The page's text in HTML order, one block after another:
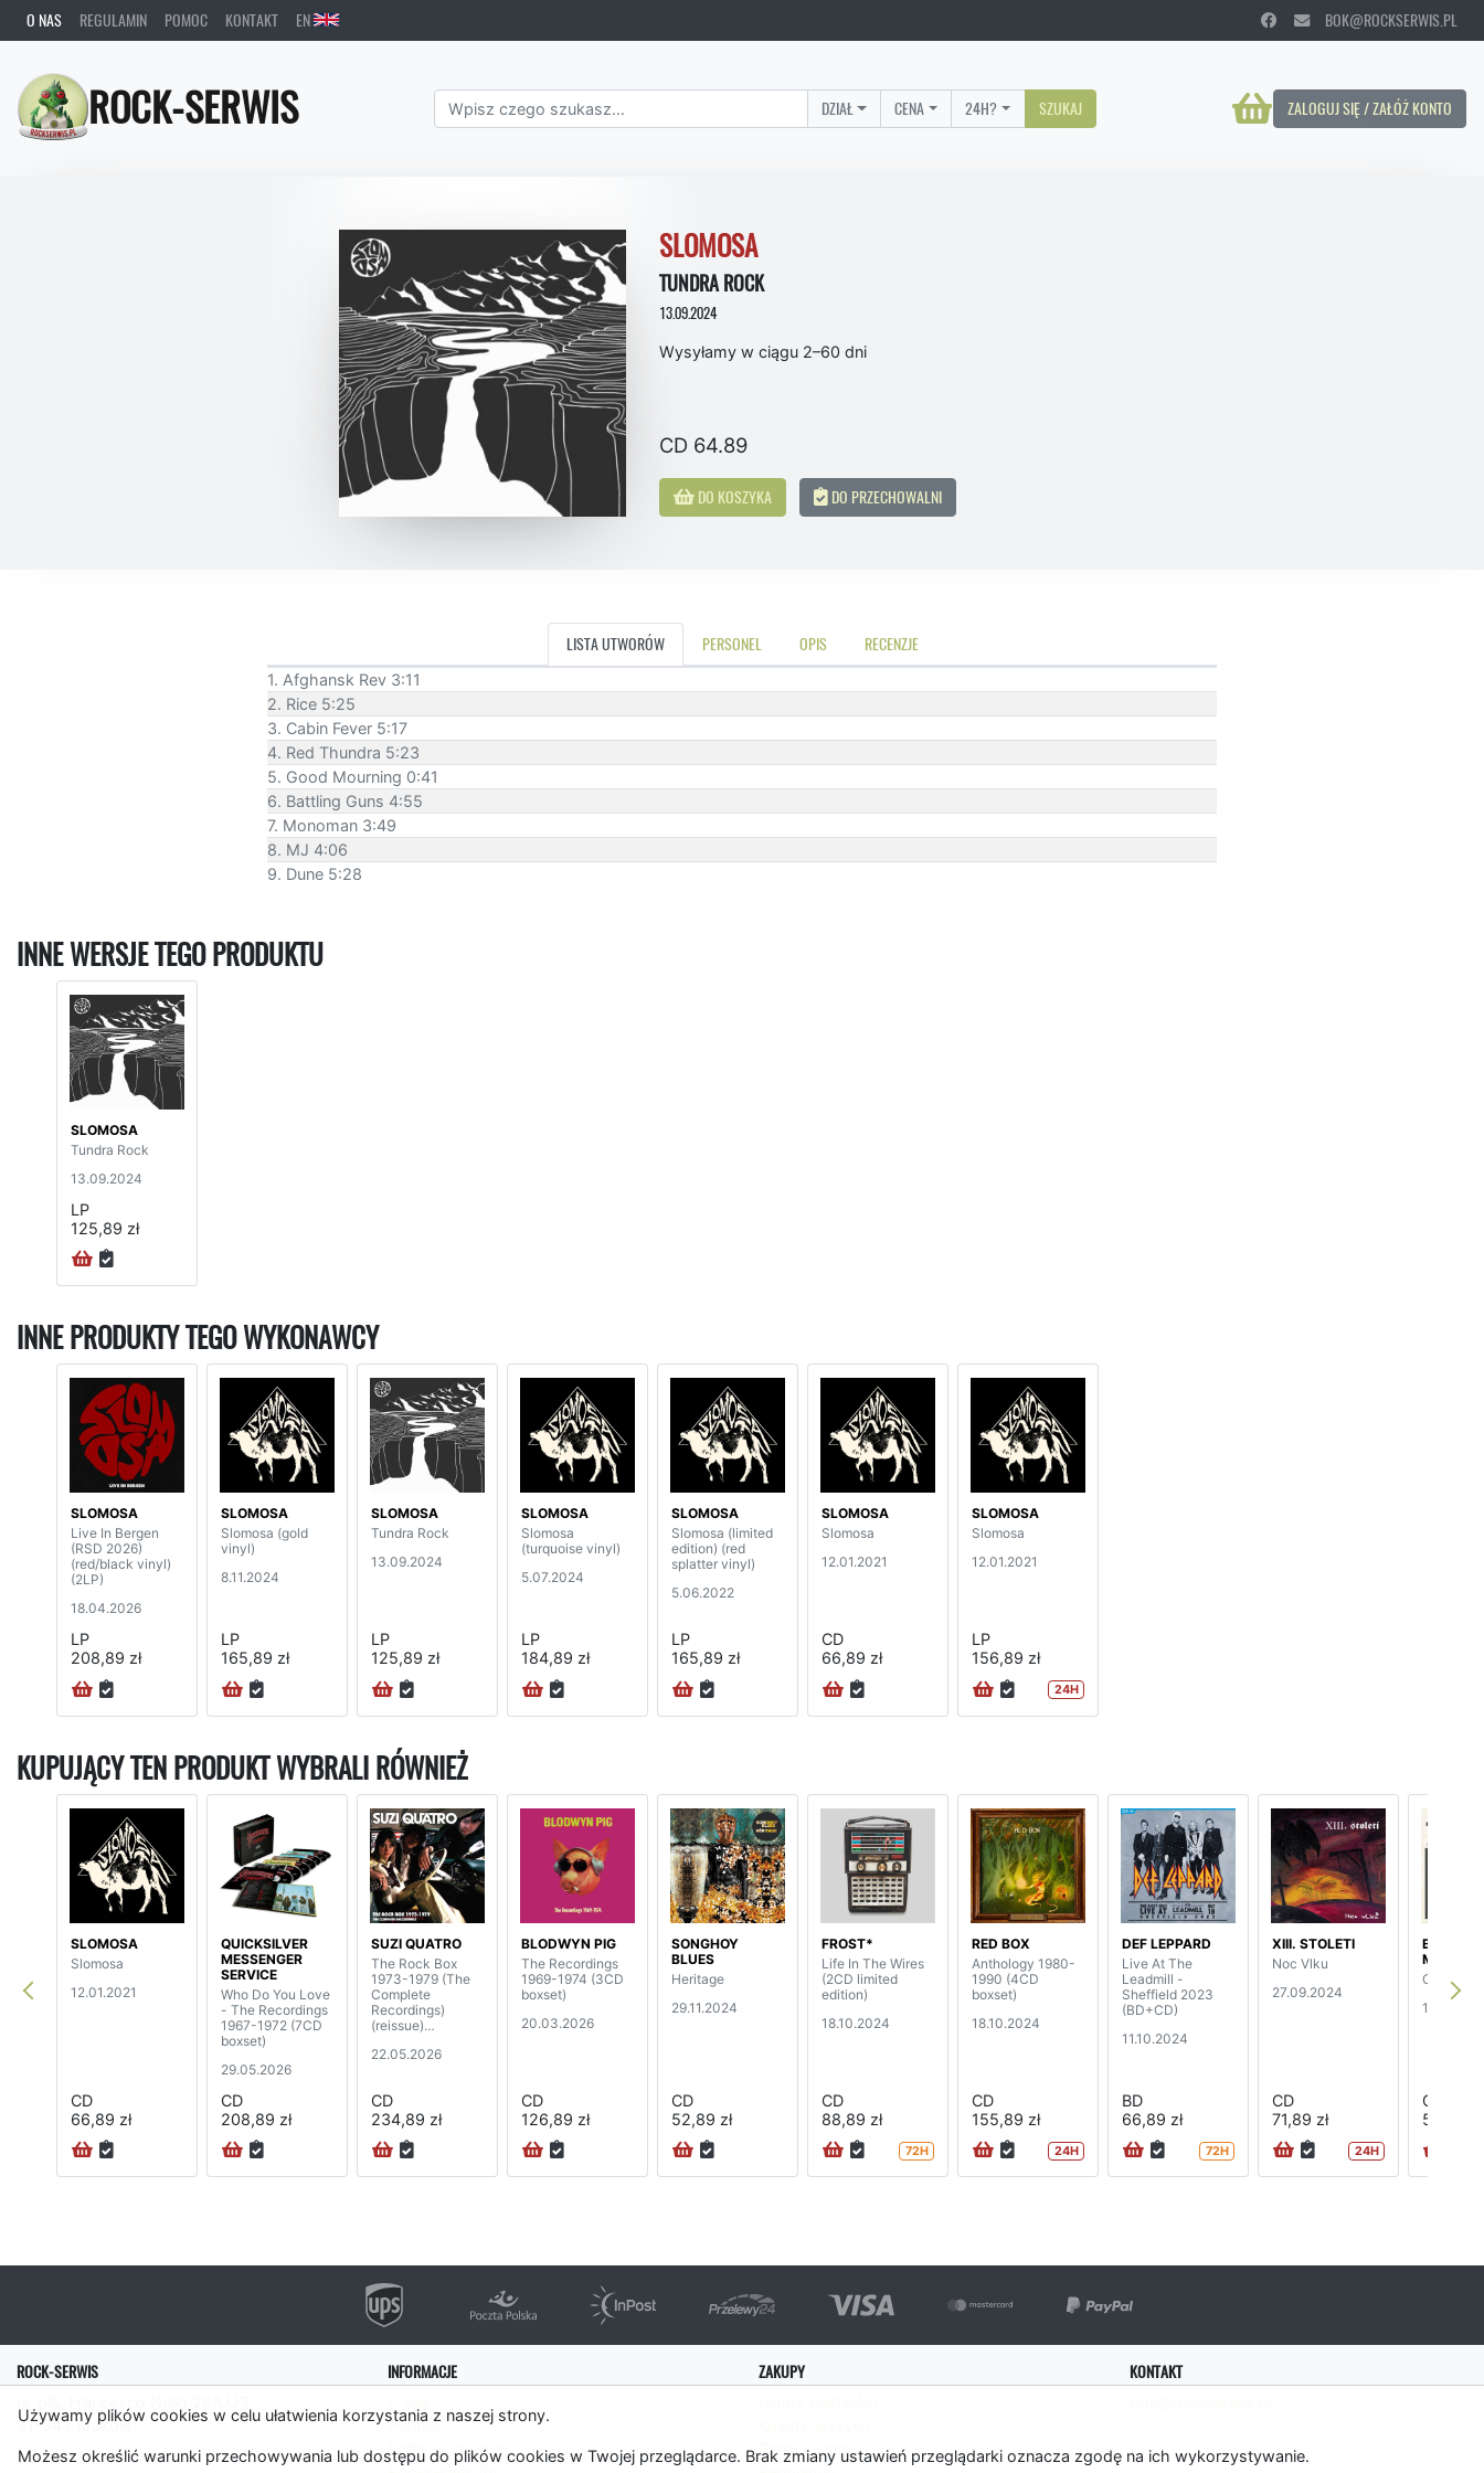
Używamy plików cookies w celu ułatwienia korzystania z naszej strony.
Możesz określić warunki przechowywania lub dostępu do plików cookies w Twojej przeglądarce. Brak zmiany ustawień przeglądarki oznacza zgodę na ich wykorzystywanie.
O NAS REGULAMIN POMOC KONTAKT EN BOK@ROCKSERWIS.PL
ROCK-SERWIS ZALOGUJ SIĘ / ZAŁÓŻ KONTO
DZIAŁ CENA 24H? SZUKAJ
SLOMOSA
TUNDRA ROCK
13.09.2024
Wysyłamy w ciągu 2–60 dni
CD 64.89
DO KOSZYKA DO PRZECHOWALNI
LISTA UTWORÓW PERSONEL OPIS RECENZJE
1. Afghansk Rev 3:11
2. Rice 5:25
3. Cabin Fever 5:17
4. Red Thundra 5:23
5. Good Mourning 0:41
6. Battling Guns 4:55
7. Monoman 3:49
8. MJ 4:06
9. Dune 5:28
INNE WERSJE TEGO PRODUKTU
SLOMOSA
Tundra Rock
13.09.2024
LP
125,89 zł
INNE PRODUKTY TEGO WYKONAWCY
SLOMOSA
Live In Bergen
(RSD 2026)
(red/black vinyl)
(2LP)
18.04.2026
LP
208,89 zł
SLOMOSA
Slomosa (gold
vinyl)
8.11.2024
LP
165,89 zł
SLOMOSA
Tundra Rock
13.09.2024
LP
125,89 zł
SLOMOSA
Slomosa
(turquoise vinyl)
5.07.2024
LP
184,89 zł
SLOMOSA
Slomosa (limited
edition) (red
splatter vinyl)
5.06.2022
LP
165,89 zł
SLOMOSA
Slomosa
12.01.2021
CD
66,89 zł
SLOMOSA
Slomosa
12.01.2021
LP
156,89 zł
24H
KUPUJĄCY TEN PRODUKT WYBRALI RÓWNIEŻ
SLOMOSA
Slomosa
12.01.2021
CD
66,89 zł
QUICKSILVER
MESSENGER
SERVICE
Who Do You Love
- The Recordings
1967-1972 (7CD
boxset)
29.05.2026
CD
208,89 zł
SUZI QUATRO
The Rock Box
1973-1979 (The
Complete
Recordings)
(reissue)
22.05.2026
CD
234,89 zł
BLODWYN PIG
The Recordings
1969-1974 (3CD
boxset)
20.03.2026
CD
126,89 zł
SONGHOY
BLUES
Heritage
29.11.2024
CD
52,89 zł
FROST*
Life In The Wires
(2CD limited
edition)
18.10.2024
CD
88,89 zł
72H
RED BOX
Anthology 1980-
1990 (4CD
boxset)
18.10.2024
CD
155,89 zł
24H
DEF LEPPARD
Live At The
Leadmill -
Sheffield 2023
(BD+CD)
11.10.2024
BD
66,89 zł
72H
XIII. STOLETI
Noc Vlku
27.09.2024
CD
71,89 zł
24H
BERNIE
Chess
CD
56,89 zł
ROCK-SERWIS
31-543 Kraków
INFORMACJE
Pomoc
Polityka cookies
ZAKUPY
Panel Klienta
KONTAKT